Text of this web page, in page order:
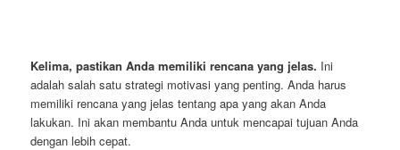
Kelima, pastikan Anda memiliki rencana yang jelas. Ini
adalah salah satu strategi motivasi yang penting. Anda harus
memiliki rencana yang jelas tentang apa yang akan Anda
lakukan. Ini akan membantu Anda untuk mencapai tujuan Anda
dengan lebih cepat.